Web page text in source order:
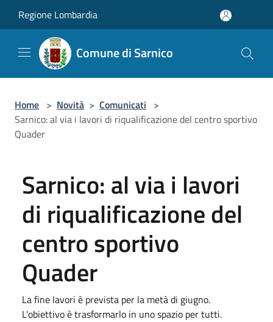
Regione Lombardia
Comune di Sarnico
Home > Novità > Comunicati >
Sarnico: al via i lavori di riqualificazione del centro sportivo
Quader
Sarnico: al via i lavori
di riqualificazione del
centro sportivo
Quader
La fine lavori è prevista per la metà di giugno.
L'obiettivo è trasformarlo in uno spazio per tutti.